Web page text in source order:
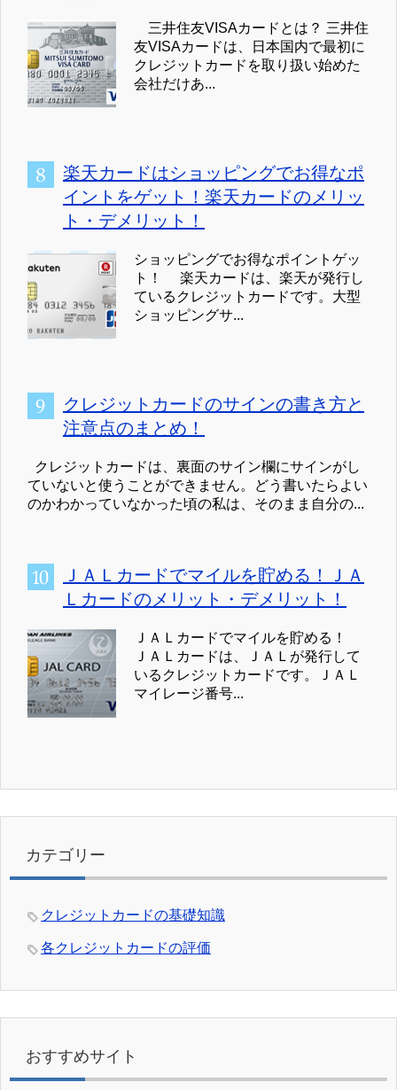
三井住友VISAカードとは？ 三井住
友VISAカードは、日本国内で最初に
クレジットカードを取り扱い始めた
会社だけあ...
楽天カードはショッピングでお得なポ
イントをゲット！楽天カードのメリッ
ト・デメリット！
ショッピングでお得なポイントゲッ
ト！ 楽天カードは、楽天が発行し
ているクレジットカードです。大型
ショッピングサ...
クレジットカードのサインの書き方と
注意点のまとめ！
クレジットカードは、裏面のサイン欄にサインがし
ていないと使うことができません。どう書いたらよい
のかわかっていなかった頃の私は、そのまま自分の...
ＪＡＬカードでマイルを貯める！ＪＡ
Ｌカードのメリット・デメリット！
ＪＡＬカードでマイルを貯める！
ＪＡＬカードは、ＪＡＬが発行して
いるクレジットカードです。ＪＡＬ
マイレージ番号...
カテゴリー
クレジットカードの基礎知識
各クレジットカードの評価
おすすめサイト